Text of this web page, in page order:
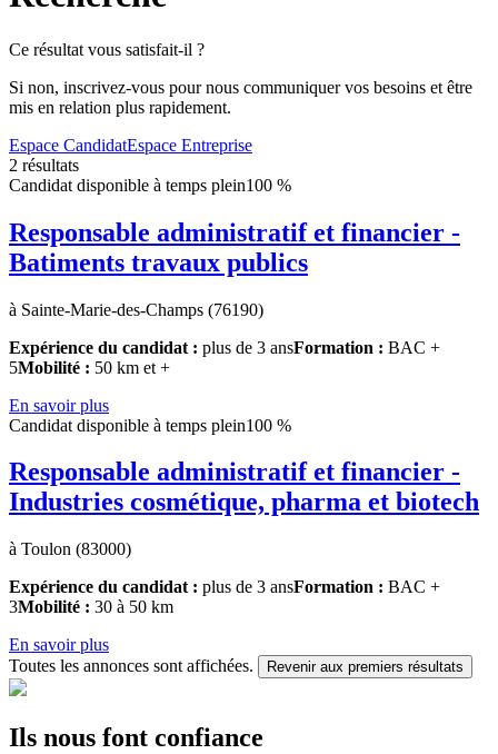
Ce résultat vous satisfait-il ?
Si non, inscrivez-vous pour nous communiquer vos besoins et être
mis en relation plus rapidement.
Espace CandidatEspace Entreprise
2 résultats
Candidat disponible à temps plein100 %
Responsable administratif et financier -
Batiments travaux publics
à Sainte-Marie-des-Champs (76190)
Expérience du candidat : plus de 3 ansFormation : BAC +
5Mobilité : 50 km et +
En savoir plus
Candidat disponible à temps plein100 %
Responsable administratif et financier -
Industries cosmétique, pharma et biotech
à Toulon (83000)
Expérience du candidat : plus de 3 ansFormation : BAC +
3Mobilité : 30 à 50 km
En savoir plus
Toutes les annonces sont affichées.
Revenir aux premiers résultats
Ils nous font confiance